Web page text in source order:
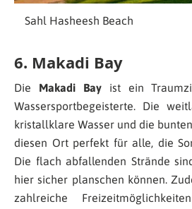
Sahl Hasheesh Beach
6. Makadi Bay
Die Makadi Bayist ein
Wassersportbegeisterte. Die
kristallklare Wasser und die
diesen Ort perfekt für alle, die
Die flach abfallenden Strände
hier sicher planschen können.
zahlreiche